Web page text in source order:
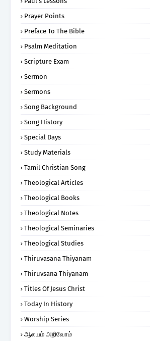
Prayer Points
Preface To The Bible
Psalm Meditation
Scripture Exam
Sermon
Sermons
Song Background
Song History
Special Days
Study Materials
Tamil Christian Song
Theological Articles
Theological Books
Theological Notes
Theological Seminaries
Theological Studies
Thiruvasana Thiyanam
Thiruvsana Thiyanam
Titles Of Jesus Christ
Today In History
Worship Series
ஆலயம் அறிவோம்